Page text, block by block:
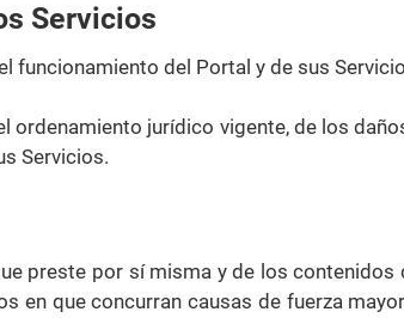
Servicios
funcionamiento del Portal y de sus
jurídico vigente, de los
Servicios.
preste por sí misma y de los
en que concurran causas de fuerza